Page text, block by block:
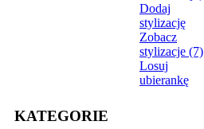
Dodaj
stylizację
Zobacz
stylizacje (7)
Losuj
ubierankę
KATEGORIE